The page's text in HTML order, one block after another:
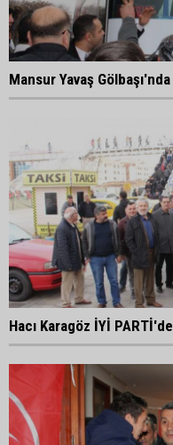
Mansur Yavaş Gölbaşı'nda
Hacı Karagöz İYİ PARTİ'de